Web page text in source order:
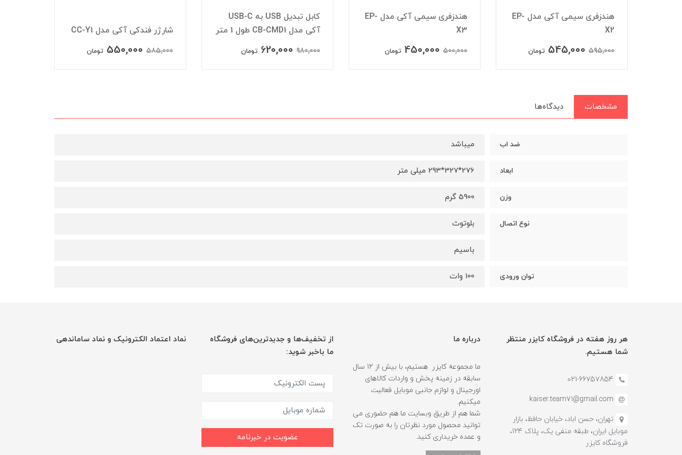
هندزفری سیمی آکی مدل EP-
X2
595,000
545,000 تومان
هندزفری سیمی آکی مدل EP-
X3
500,000
450,000 تومان
کابل تبدیل USB به USB-C
آکی مدل CB-CMD1 طول 1 متر
980,000
620,000 تومان
شارژر فندکی آکی مدل CC-Y1
585,000
550,000 تومان
مشخصات دیدگاه‌ها
ضد اب میباشد
ابعاد 276*327*293 میلی متر
وزن 5900 گرم
نوع اتصال بلوتوث
باسیم
توان ورودی 100 وات
هر روز هفته در فروشگاه کایزر منتظر
شما هستیم.
021-66757854
kaiser.team71@gmail.com
تهران، حسن اباد، خیابان حافظ، بازار
موبایل ایران، طبقه منفی یک، پلاک 124،
فروشگاه کایزر
درباره ما
ما مجموعه کایزر هستیم، با بیش از 12 سال
سابقه در زمینه پخش و واردات کالاهای
اورجینال و لوازم جانبی موبایل فعالیت
میکنیم.
شما هم از طریق وبسایت ما هم حضوری می
توانید محصول مورد نظرتان را به صورت تک
و عمده خریداری کنید.
از تخفیف‌ها و جدیدترین‌های فروشگاه
ما باخبر شوید:
عضویت در خبرنامه
نماد اعتماد الکترونیک و نماد ساماندهی